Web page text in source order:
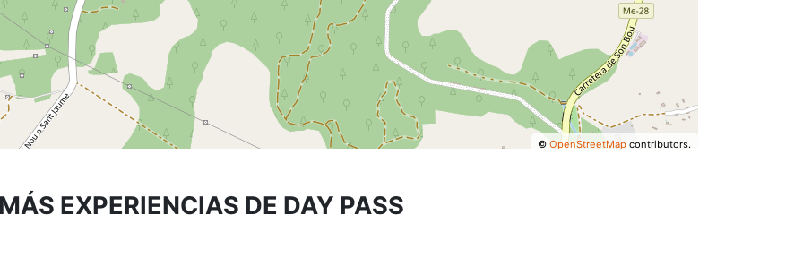
©OpenStreetMap contributors.
EXPERIENCIAS DE DAY PASS